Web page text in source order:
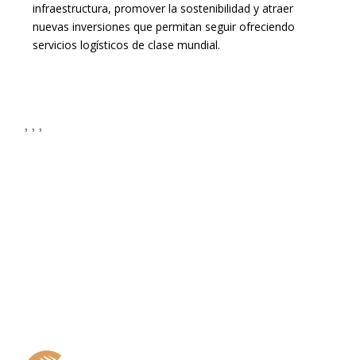
infraestructura, promover la sostenibilidad y atraer
nuevas inversiones que permitan seguir ofreciendo
servicios logísticos de clase mundial.